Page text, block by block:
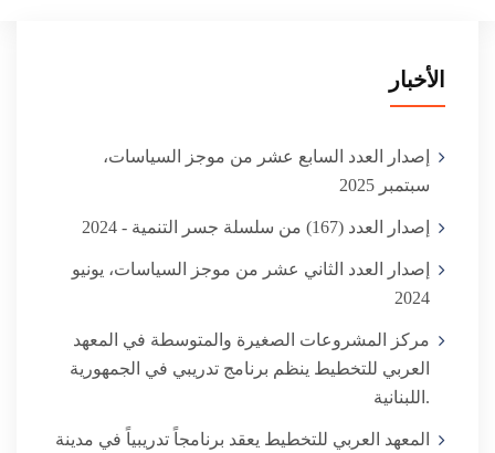
الأخبار
إصدار العدد السابع عشر من موجز السياسات،
سبتمبر 2025
إصدار العدد (167) من سلسلة جسر التنمية - 2024
إصدار العدد الثاني عشر من موجز السياسات، يونيو
2024
مركز المشروعات الصغيرة والمتوسطة في المعهد
العربي للتخطيط ينظم برنامج تدريبي في الجمهورية
اللبنانية.
المعهد العربي للتخطيط يعقد برنامجاً تدريبياً في مدينة